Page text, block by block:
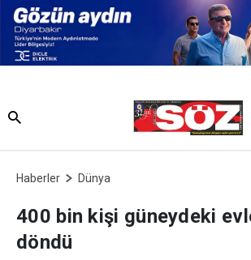
Haberler Dünya
400 bin kişi güneydeki
döndü